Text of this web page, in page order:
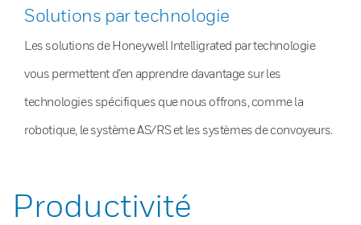
Solutions par technologie
Les solutions de Honeywell Intelligrated par technologie
vous permettent d’en apprendre davantage sur les
technologies spécifiques que nous offrons, comme la
robotique, le système AS/RS et les systèmes de convoyeurs.
Productivité